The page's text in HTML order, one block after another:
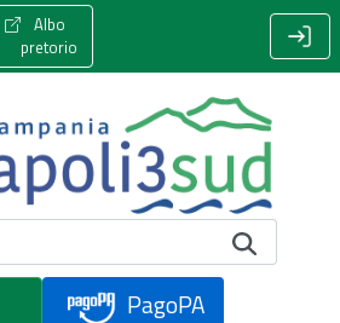
Albo
pretorio
PagoPA